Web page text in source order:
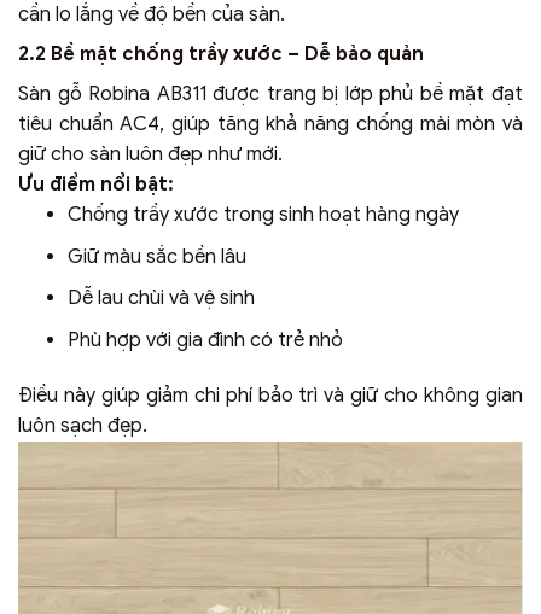
cần lo lắng về độ bền của sàn.
2.2 Bề mặt chống trầy xước – Dễ bảo quản
Sàn gỗ Robina AB311 được trang bị lớp phủ bề mặt đạt
tiêu chuẩn AC4, giúp tăng khả năng chống mài mòn và
giữ cho sàn luôn đẹp như mới.
Ưu điểm nổi bật:
Chống trầy xước trong sinh hoạt hàng ngày
Giữ màu sắc bền lâu
Dễ lau chùi và vệ sinh
Phù hợp với gia đình có trẻ nhỏ
Điều này giúp giảm chi phí bảo trì và giữ cho không gian
luôn sạch đẹp.